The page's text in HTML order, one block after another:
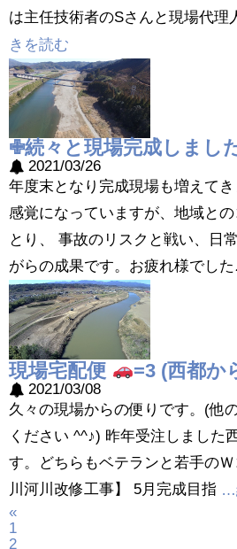
は主任技術者のSさんと現場代理
きを読む
✙続々と現場完成しまし
2021/03/26
年度末となり完成現場も増えて
感覚になっていますが、地域と
とり、 事故のリスクと戦い、日
がらの成果です。お疲れ様でし
現場宅配便 =3 (西都か
2021/03/08
久々の現場からの便りです。(他
ください ^^♪) 昨年受注しました
す。どちらもベテランと若手の
川河川改修工事】 5月完成目指 …
«
1
2